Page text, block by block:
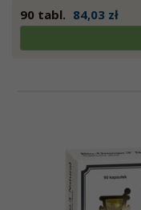
90 tabl. 84,03 zł